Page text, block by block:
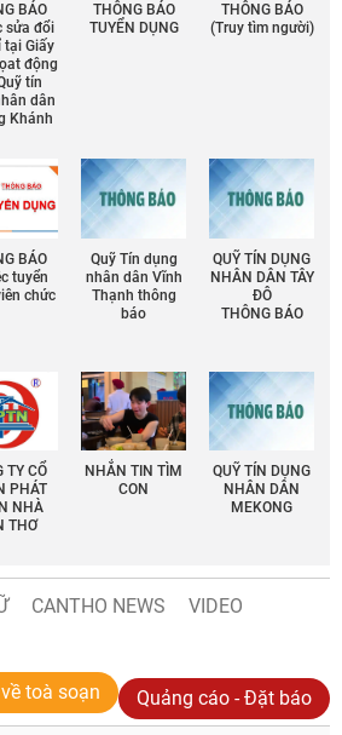
BÁO
sửa đổi
tại Giấy
động
tín
dân
Khánh
THÔNG BÁO
TUYỂN DỤNG
THÔNG BÁO
(Truy tìm người)
BÁO
tuyển
chức
Quỹ Tín dụng
nhân dân Vĩnh
Thạnh thông
báo
QUỸ TÍN DỤNG
NHÂN DÂN TÂY
ĐÔ
THÔNG BÁO
TY CỔ
PHÁT
NHÀ
THƠ
NHẮN TIN TÌM
CON
QUỸ TÍN DỤNG
NHÂN DÂN
MEKONG
CANTHO NEWS
VIDEO
toà soạn Quảng cáo - Đặt báo